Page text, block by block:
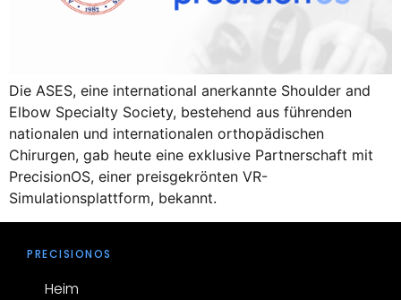
Die ASES, eine international anerkannte Shoulder and
Elbow Specialty Society, bestehend aus führenden
nationalen und internationalen orthopädischen
Chirurgen, gab heute eine exklusive Partnerschaft mit
PrecisionOS, einer preisgekrönten VR-
Simulationsplattform, bekannt.
PRECISIONOS
Heim